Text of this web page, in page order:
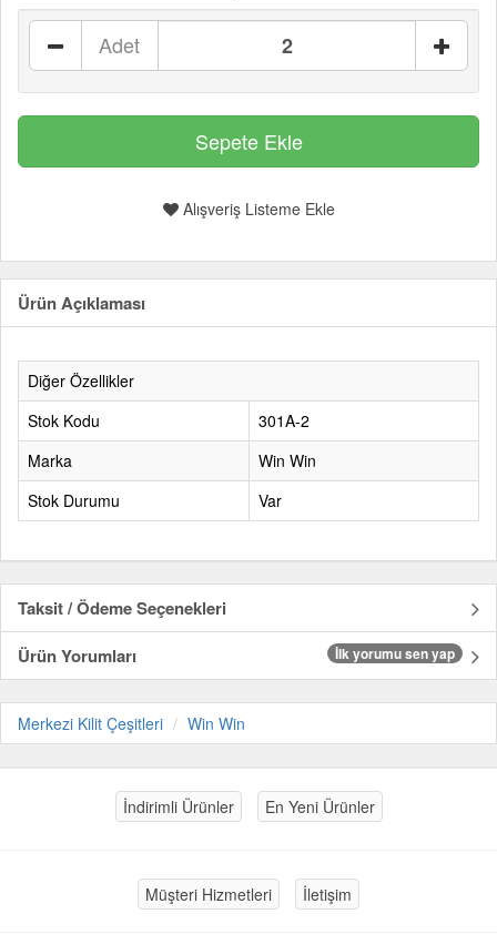
Adet
Alışveriş Listeme Ekle
Ürün Açıklaması
Diğer Özellikler
Stok Kodu
301A-2
Marka
Win Win
Stok Durumu
Var
Taksit / Ödeme Seçenekleri
Ürün Yorumları
İlk yorumu sen yap
Merkezi Kilit Çeşitleri Win Win
İndirimli Ürünler En Yeni Ürünler
Müşteri Hizmetleri İletişim